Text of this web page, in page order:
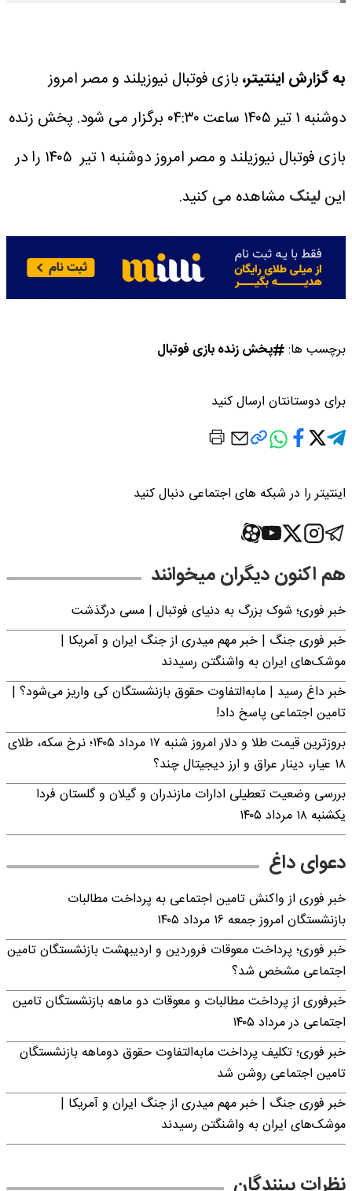
به گزارش اینتیتر،بازی فوتبال نیوزیلند و مصر امروز
دوشنبه ۱ تیر ۱۴۰۵ ساعت ۰۴:۳۰ برگزار می شود.
پخش زنده
بازی فوتبال نیوزیلند و مصر امروز دوشنبه ۱ تیر ۱۴۰۵ را در
اینلینک مشاهده می کنید.
برچسب ها: پخش زنده بازی فوتبال
برای دوستانتان ارسال کنید
اینتیتر را در شبکه های اجتماعی دنبال کنید
هم اکنون دیگران میخوانند
خبر فوری؛‌ شوک بزرگ به دنیای فوتبال | مسی درگذشت
خبر فوری جنگ | خبر مهم میدری از جنگ ایران و آمریکا |
موشک‌های ایران به واشنگتن رسیدند
خبر داغ رسید | مابه‌التفاوت حقوق بازنشستگان کی واریز می‌شود؟ |
تامین اجتماعی پاسخ داد!
بروزترین قیمت طلا و دلار امروز شنبه ۱۷ مرداد ۱۴۰۵؛ نرخ سکه، طلای
۱۸ عیار، دینار عراق و ارز دیجیتال چند؟
بررسی وضعیت تعطیلی ادارات مازندران و گیلان و گلستان فردا
یکشنبه ۱۸ مرداد ۱۴۰۵
دعوای داغ
خبر فوری از واکنش تامین اجتماعی به پرداخت مطالبات
بازنشستگان امروز جمعه ۱۶ مرداد ۱۴۰۵
خبر فوری؛ پرداخت معوقات فروردین و اردیبهشت بازنشستگان تامین
اجتماعی مشخص شد؟
خبرفوری از پرداخت مطالبات و معوقات دو ماهه بازنشستگان تامین
اجتماعی در مرداد ۱۴۰۵
خبر فوری؛ تکلیف پرداخت مابه‌التفاوت حقوق دوماهه بازنشستگان
تامین اجتماعی روشن شد
خبر فوری جنگ | خبر مهم میدری از جنگ ایران و آمریکا |
موشک‌های ایران به واشنگتن رسیدند